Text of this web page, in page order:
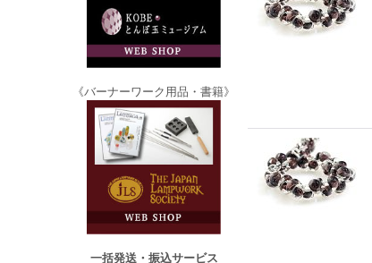
《バーナーワーク用品・書籍》
一括発送・振込サービス